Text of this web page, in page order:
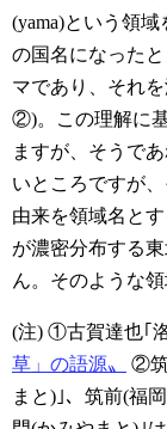
(yama)という領
の国名になった
マであり、それ
②)。この理解に
ますが、そうで
いところですが
由来を領域名と
が濃密分布する
ん。そのような
(注) ①古賀達也｢
草」の語源〟
②筑
まと)｣、筑前(福